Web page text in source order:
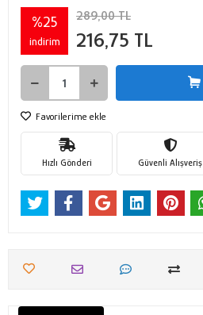
%25
indirim
289,00 TL
216,75 TL
Favorilerime ekle
Hızlı Gönderi Güvenli Alışveriş